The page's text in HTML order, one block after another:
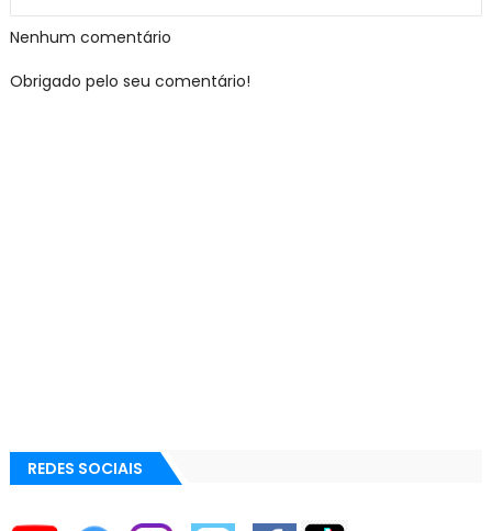
Nenhum comentário
Obrigado pelo seu comentário!
REDES SOCIAIS